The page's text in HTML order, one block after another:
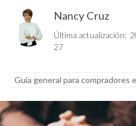
Nancy Cruz
Última actualización:
27
Guía general para compradores